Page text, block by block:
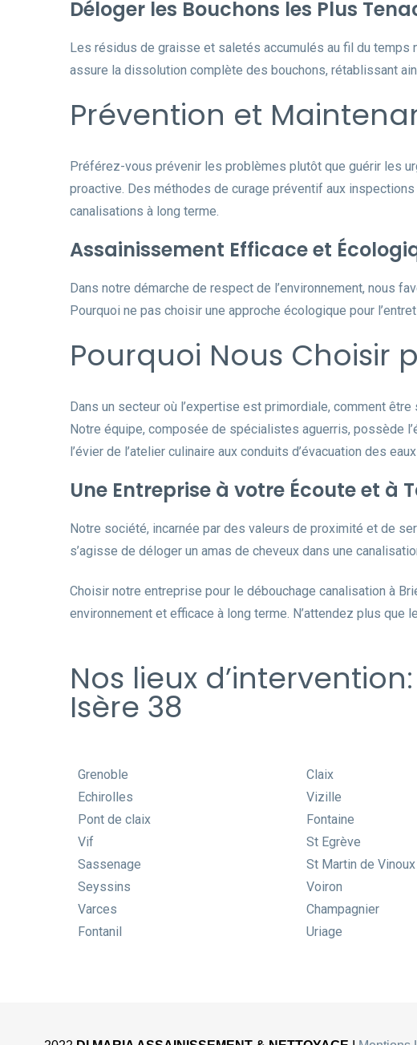
Déloger les Bouchons les Plus
Les résidus de graisse et saletés accumulés au fil du temps
assure la dissolution complète des bouchons, rétablissant
Prévention et
Préférez-vous prévenir les problèmes plutôt que guérir les
proactive. Des méthodes de curage préventif aux
canalisations à long terme.
Assainissement Efficace et
Dans notre démarche de respect de l’environnement, nous
Pourquoi ne pas choisir une approche écologique pour
Pourquoi Nous Choisir
Dans un secteur où l’expertise est primordiale, comment
Notre équipe, composée de spécialistes aguerris, possède
l’évier de l’atelier culinaire aux conduits d’évacuation des
Une Entreprise à votre Écoute et à
Notre société, incarnée par des valeurs de proximité et de
s’agisse de déloger un amas de cheveux dans une
Choisir notre entreprise pour le débouchage canalisation à
environnement et efficace à long terme. N’attendez plus
Nos lieux
Isère 38
Grenoble
Echirolles
Pont de claix
Vif
Sassenage
Seyssins
Varces
Fontanil
Claix
Vizille
Fontaine
St Egrève
St Martin de Vinoux
Voiron
Champagnier
Uriage